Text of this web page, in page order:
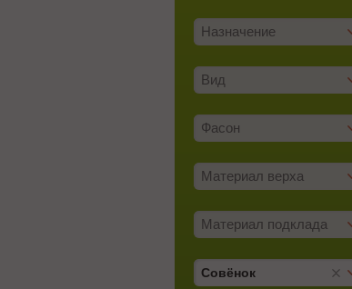
Назначение
Вид
Фасон
Материал верха
Материал подклада
Совёнок